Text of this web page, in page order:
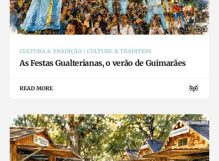
CULTURA & TRADIÇÃO | CULTURE & TRADITION
As Festas Gualterianas, o verão de Guimarães
READ MORE